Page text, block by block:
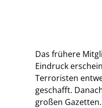
Das frühere
Eindruck
Terroristen
geschafft.
großen Gazetten.